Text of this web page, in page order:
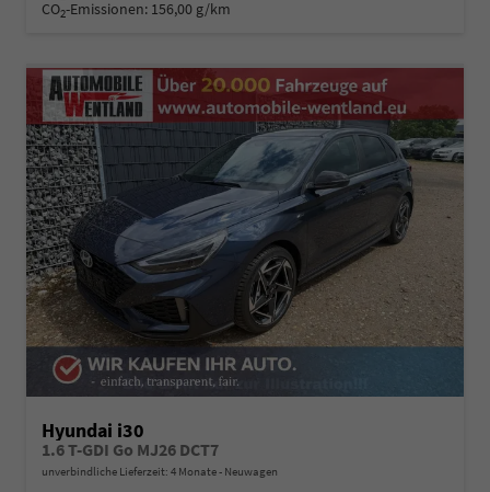
CO2-Emissionen: 156,00 g/km
Hyundai i30
1.6 T-GDI Go MJ26 DCT7
unverbindliche Lieferzeit: 4 Monate Neuwagen